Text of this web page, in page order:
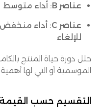
عناصر B : أداء متوسط
عناصر C
: أداء منخفض
للإلغاء
الموسمية أو التي لها
التقسيم حسب القيمة